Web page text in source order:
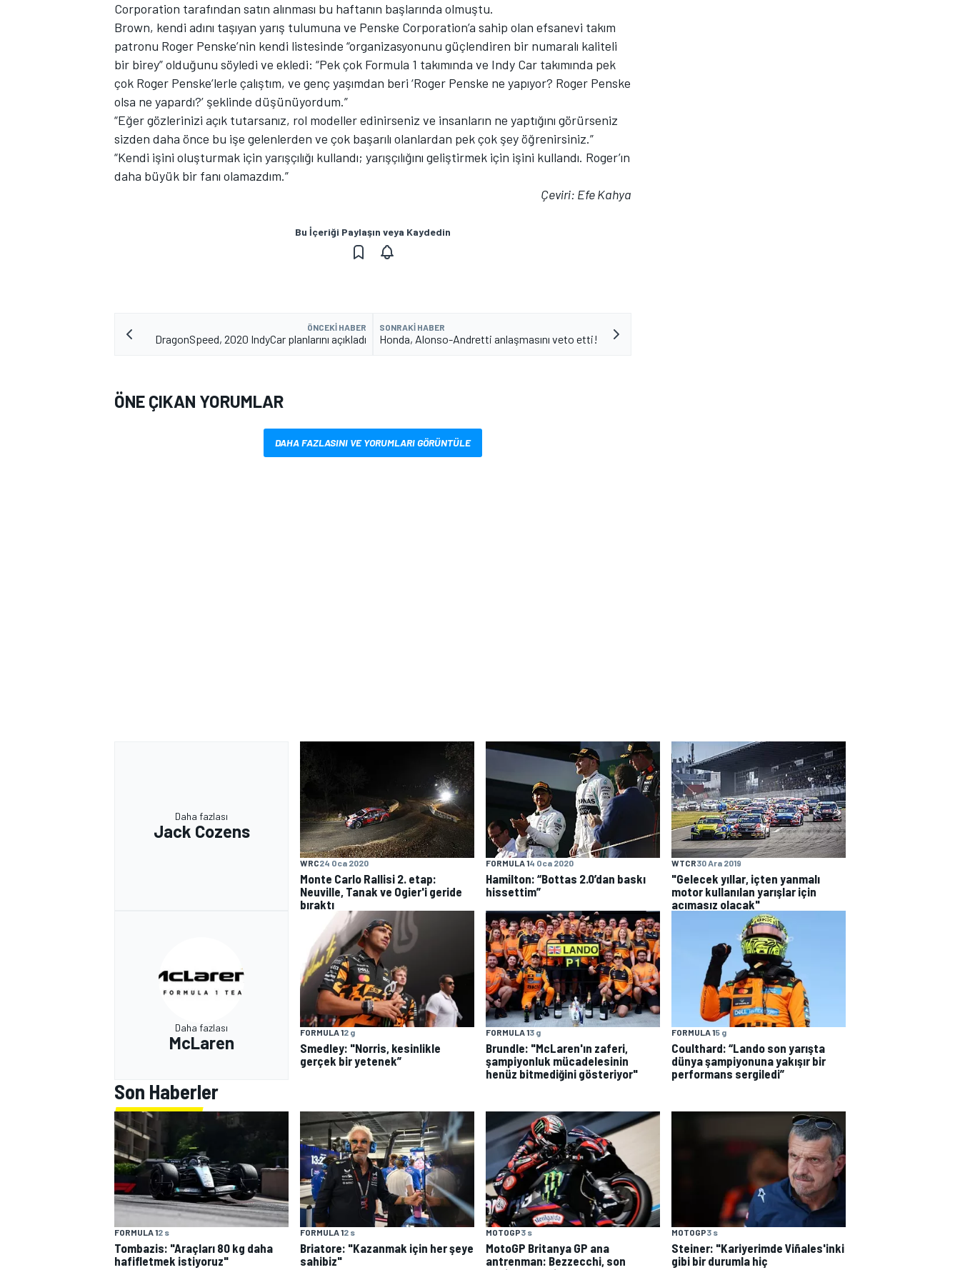
Corporation tarafından satın alınması bu haftanın başlarında olmuştu.
Brown, kendi adını taşıyan yarış tulumuna ve Penske Corporation’a sahip olan efsanevi takım
patronu Roger Penske’nin kendi listesinde “organizasyonunu güçlendiren bir numaralı kaliteli
bir birey” olduğunu söyledi ve ekledi: “Pek çok Formula 1 takımında ve Indy Car takımında pek
çok Roger Penske’lerle çalıştım, ve genç yaşımdan beri ‘Roger Penske ne yapıyor? Roger Penske
olsa ne yapardı?’ şeklinde düşünüyordum.”
“Eğer gözlerinizi açık tutarsanız, rol modeller edinirseniz ve insanların ne yaptığını görürseniz
sizden daha önce bu işe gelenlerden ve çok başarılı olanlardan pek çok şey öğrenirsiniz.”
“Kendi işini oluşturmak için yarışçılığı kullandı; yarışçılığını geliştirmek için işini kullandı. Roger’ın
daha büyük bir fanı olamazdım.”
Çeviri: Efe Kahya
Bu İçeriği Paylaşın veya Kaydedin
ÖNCEKI HABER
DragonSpeed, 2020 IndyCar planlarını açıkladı
SONRAKI HABER
Honda, Alonso-Andretti anlaşmasını veto etti!
ÖNE ÇIKAN YORUMLAR
DAHA FAZLASINI VE YORUMLARI GÖRÜNTÜLE
Daha fazlası
Jack Cozens
WRC24 Oca 2020
Monte Carlo Rallisi 2. etap:
Neuville, Tanak ve Ogier'i geride
bıraktı
FORMULA 14 Oca 2020
Hamilton: “Bottas 2.0’dan baskı
hissettim”
WTCR30 Ara 2019
"Gelecek yıllar, içten yanmalı
motor kullanılan yarışlar için
acımasız olacak"
Daha fazlası
McLaren
FORMULA 12 g
Smedley: "Norris, kesinlikle
gerçek bir yetenek”
FORMULA 13 g
Brundle: "McLaren'ın zaferi,
şampiyonluk mücadelesinin
henüz bitmediğini gösteriyor"
FORMULA 15 g
Coulthard: “Lando son yarışta
dünya şampiyonuna yakışır bir
performans sergiledi”
Son Haberler
FORMULA 12 s
Tombazis: "Araçları 80 kg daha
hafifletmek istiyoruz"
FORMULA 12 s
Briatore: "Kazanmak için her şeye
sahibiz"
MOTOGP3 s
MotoGP Britanya GP ana
antrenman: Bezzecchi, son
MOTOGP3 s
Steiner: "Kariyerimde Viñales'inki
gibi bir durumla hiç